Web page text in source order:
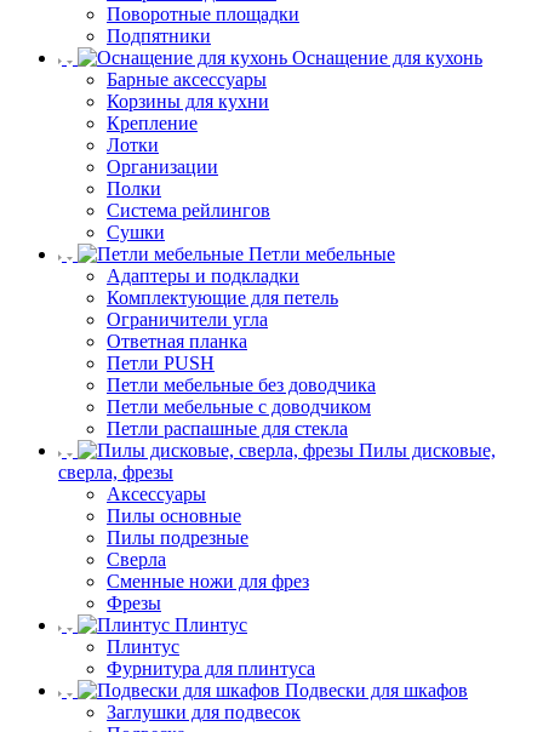
Поворотные площадки
Подпятники
Оснащение для кухонь
Барные аксессуары
Корзины для кухни
Крепление
Лотки
Организации
Полки
Система рейлингов
Сушки
Петли мебельные
Адаптеры и подкладки
Комплектующие для петель
Ограничители угла
Ответная планка
Петли PUSH
Петли мебельные без доводчика
Петли мебельные с доводчиком
Петли распашные для стекла
Пилы дисковые,
сверла, фрезы
Аксессуары
Пилы основные
Пилы подрезные
Сверла
Сменные ножи для фрез
Фрезы
Плинтус
Плинтус
Фурнитура для плинтуса
Подвески для шкафов
Заглушки для подвесок